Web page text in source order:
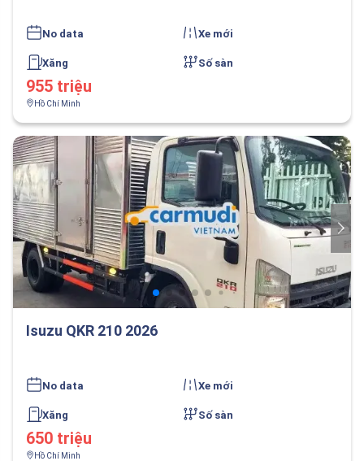
No data Xe mới
Xăng Số sàn
955 triệu
Hồ Chí Minh
Isuzu QKR 210 2026
No data Xe mới
Xăng Số sàn
650 triệu
Hồ Chí Minh